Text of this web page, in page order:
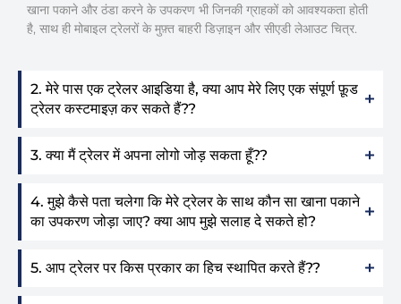
खाना पकाने और ठंडा करने के उपकरण भी जिनकी ग्राहकों को आवश्यकता होती
है, साथ ही मोबाइल ट्रेलरों के मुफ़्त बाहरी डिज़ाइन और सीएडी लेआउट चित्र.
2. मेरे पास एक ट्रेलर आइडिया है, क्या आप मेरे लिए एक संपूर्ण फ़ूड
ट्रेलर कस्टमाइज़ कर सकते हैं??
3. क्या मैं ट्रेलर में अपना लोगो जोड़ सकता हूँ??
4. मुझे कैसे पता चलेगा कि मेरे ट्रेलर के साथ कौन सा खाना पकाने
का उपकरण जोड़ा जाए? क्या आप मुझे सलाह दे सकते हो?
5. आप ट्रेलर पर किस प्रकार का हिच स्थापित करते हैं??